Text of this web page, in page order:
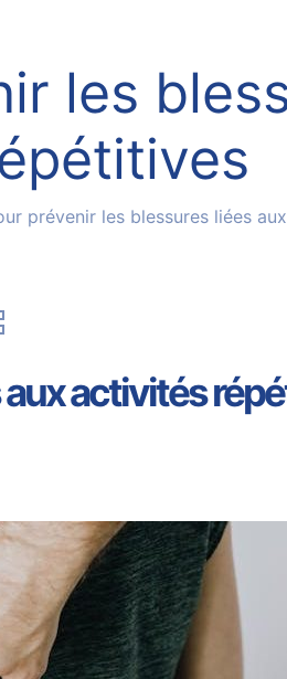
les
prévenir les blessures liées
aux activités